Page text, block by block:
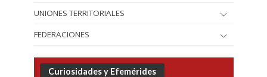
UNIONES TERRITORIALES
FEDERACIONES
Curiosidades y Efemérides